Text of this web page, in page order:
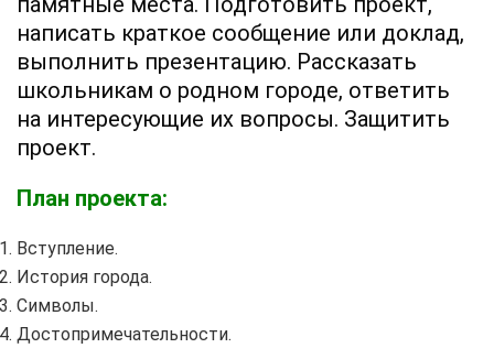
написать краткое сообщение или доклад,
выполнить презентацию. Рассказать
школьникам о родном городе, ответить
на интересующие их вопросы. Защитить
проект.
План проекта:
Вступление.
История города.
Символы.
Достопримечательности.